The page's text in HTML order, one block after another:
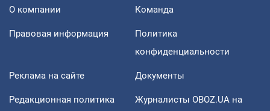
О компании Команда
Правовая информация
Политика
конфиденциальности
Реклама на сайте Документы
Редакционная политика
Журналисты OBOZ.UA на